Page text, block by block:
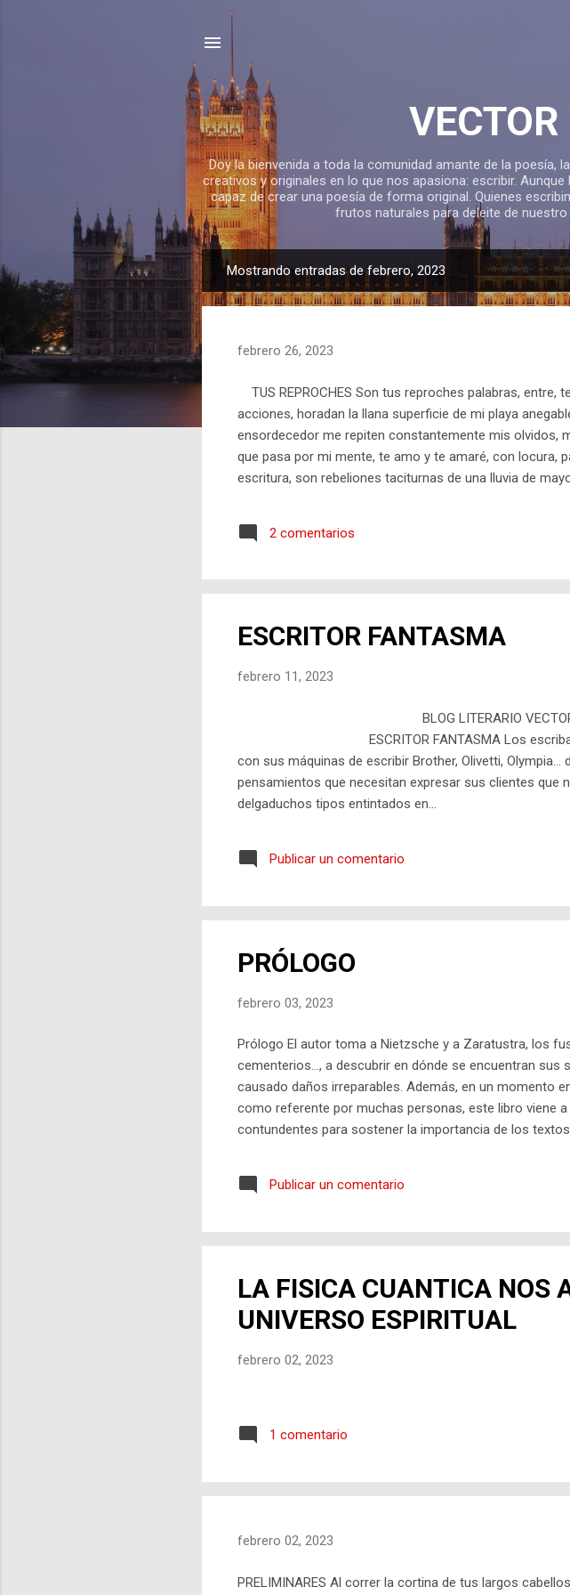
Doy la bienvenida a toda la comunidad amante de la
creativos y originales en lo que nos apasiona: escribir.
capaz de crear una poesía de forma original. Quienes
frutos naturales para deleite de
n
Mostrando entradas de febrero, 2023
febrero 26, 2023
TUS REPROCHES Son tus reproches palabras,
acciones, horadan la llana superficie de mi playa
ensordecedor me repiten constantemente mis olvidos,
que pasa por mi mente, te amo y te amaré, con
escritura, son rebeliones taciturnas de una lluvia de
2 comentarios
ESCRITOR FANTASMA
febrero 11, 2023
BLOG LITERARIO
ESCRITOR FANTASMA Los escribanos de
con sus máquinas de escribir Brother, Olivetti,
pensamientos que necesitan expresar sus clientes que
delgaduchos tipos entintados en...
Publicar un comentario
PRÓLOGO
febrero 03, 2023
Prólogo El autor toma a Nietzsche y a Zaratustra, los
cementerios…, a descubrir en dónde se encuentran sus
causado daños irreparables. Además, en un momento
como referente por muchas personas, este libro viene
contundentes para sostener la importancia de los
cuántica, la neurociencia, la inteligencia artificial y
pleno. El periodista, poeta y escritor Roberto Cedeño
Publicar un comentario
LA FISICA CUANTICA NOS
UNIVERSO ESPIRITUAL
febrero 02, 2023
1 comentario
febrero 02, 2023
PRELIMINARES Al correr la cortina de tus largos